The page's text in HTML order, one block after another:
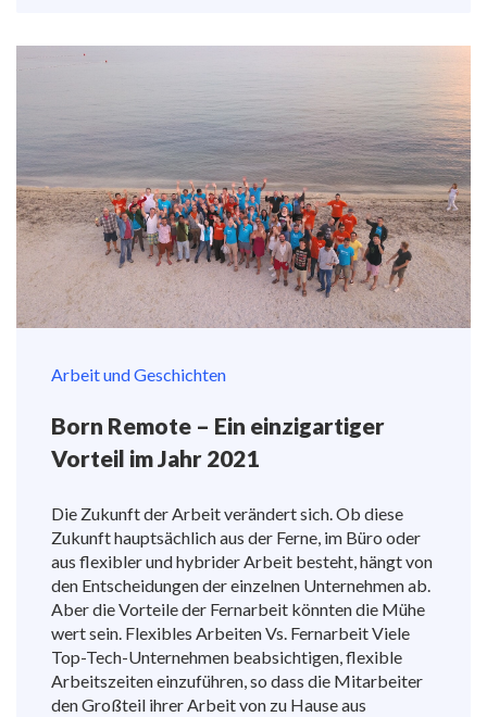
Arbeit und Geschichten
Born Remote – Ein einzigartiger
Vorteil im Jahr 2021
Die Zukunft der Arbeit verändert sich. Ob diese
Zukunft hauptsächlich aus der Ferne, im Büro oder
aus flexibler und hybrider Arbeit besteht, hängt von
den Entscheidungen der einzelnen Unternehmen ab.
Aber die Vorteile der Fernarbeit könnten die Mühe
wert sein. Flexibles Arbeiten Vs. Fernarbeit Viele
Top-Tech-Unternehmen beabsichtigen, flexible
Arbeitszeiten einzuführen, so dass die Mitarbeiter
den Großteil ihrer Arbeit von zu Hause aus